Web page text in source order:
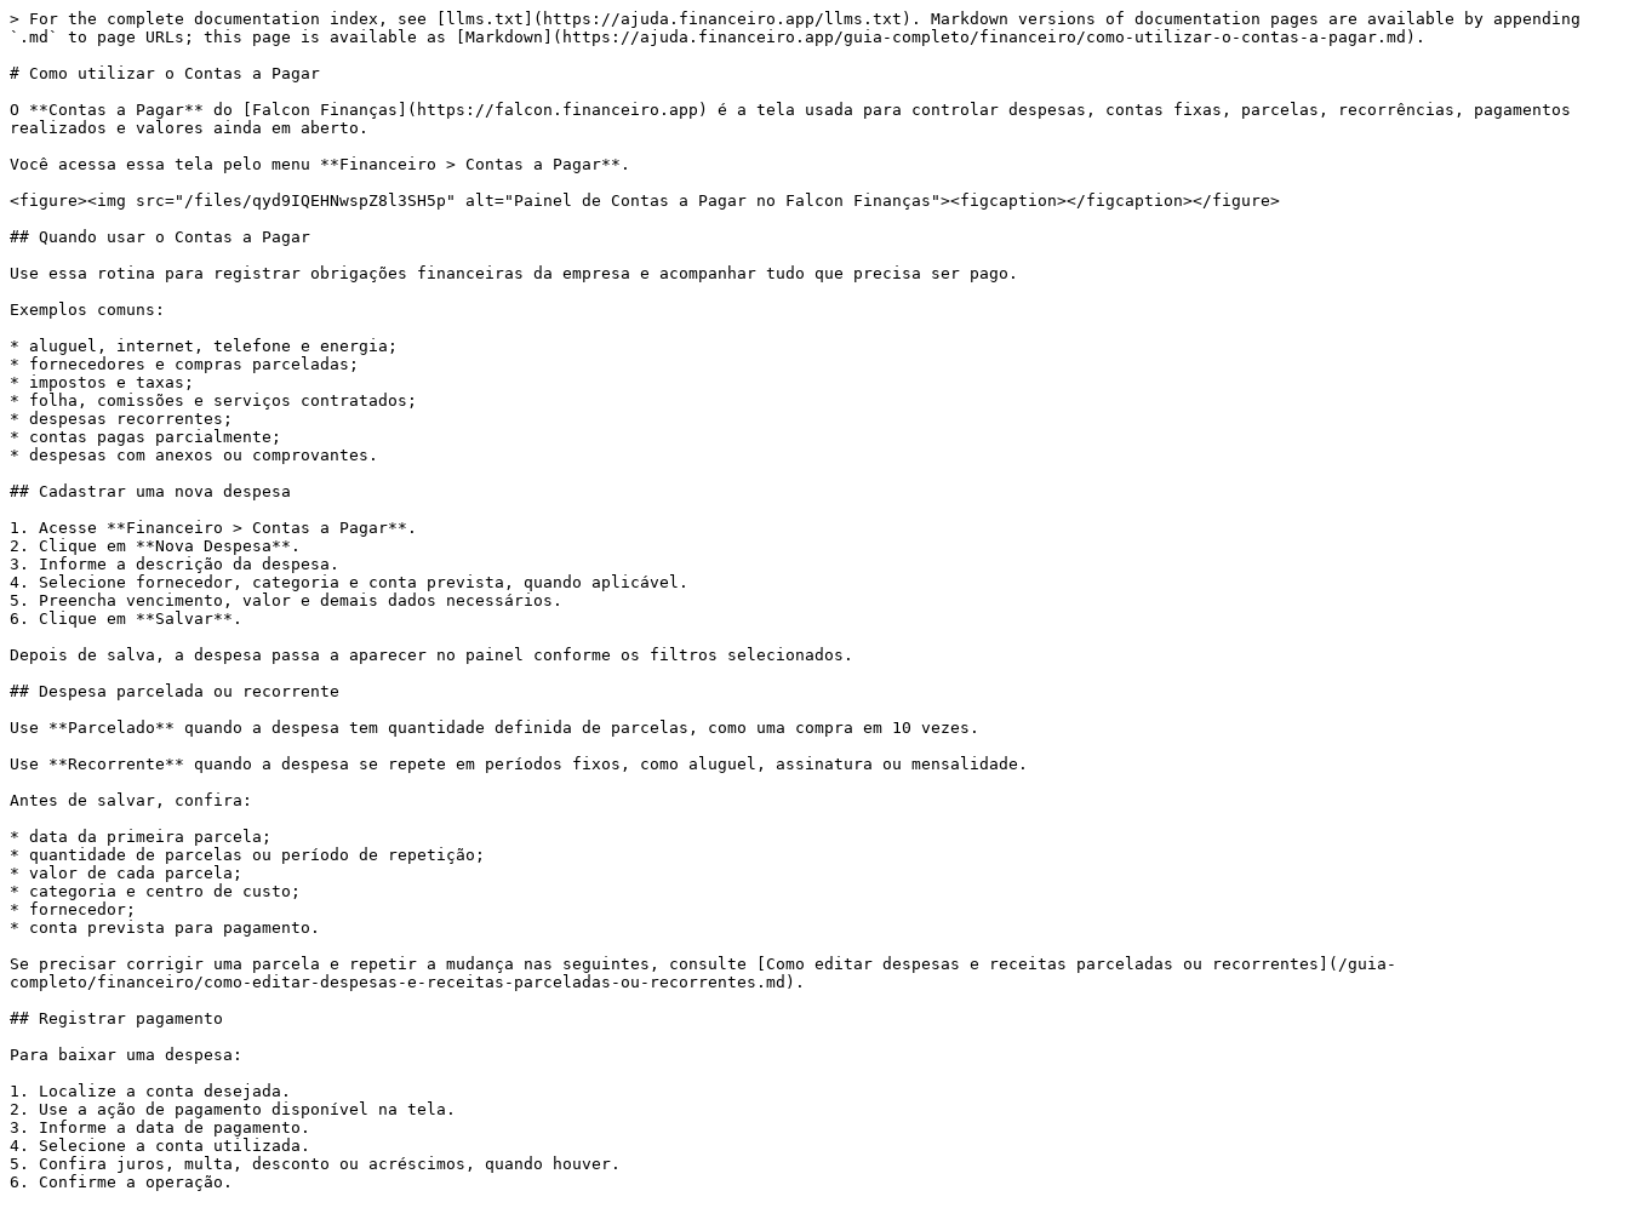
> For the complete documentation index, see [llms.txt](https://ajuda.financeiro.app/llms.txt). Markdown versions of documentation pages are available by appending
`.md` to page URLs; this page is available as [Markdown](https://ajuda.financeiro.app/guia-completo/financeiro/como-utilizar-o-contas-a-pagar.md).
# Como utilizar o Contas a Pagar
O **Contas a Pagar** do [Falcon Finanças](https://falcon.financeiro.app) é a tela usada para controlar despesas, contas fixas, parcelas, recorrências, pagamentos
realizados e valores ainda em aberto.
Você acessa essa tela pelo menu **Financeiro > Contas a Pagar**.
<figure><img src="/files/qyd9IQEHNwspZ8l3SH5p" alt="Painel de Contas a Pagar no Falcon Finanças"><figcaption></figcaption></figure>
## Quando usar o Contas a Pagar
Use essa rotina para registrar obrigações financeiras da empresa e acompanhar tudo que precisa ser pago.
Exemplos comuns:
* aluguel, internet, telefone e energia;
* fornecedores e compras parceladas;
* impostos e taxas;
* folha, comissões e serviços contratados;
* despesas recorrentes;
* contas pagas parcialmente;
* despesas com anexos ou comprovantes.
## Cadastrar uma nova despesa
1. Acesse **Financeiro > Contas a Pagar**.
2. Clique em **Nova Despesa**.
3. Informe a descrição da despesa.
4. Selecione fornecedor, categoria e conta prevista, quando aplicável.
5. Preencha vencimento, valor e demais dados necessários.
6. Clique em **Salvar**.
Depois de salva, a despesa passa a aparecer no painel conforme os filtros selecionados.
## Despesa parcelada ou recorrente
Use **Parcelado** quando a despesa tem quantidade definida de parcelas, como uma compra em 10 vezes.
Use **Recorrente** quando a despesa se repete em períodos fixos, como aluguel, assinatura ou mensalidade.
Antes de salvar, confira:
* data da primeira parcela;
* quantidade de parcelas ou período de repetição;
* valor de cada parcela;
* categoria e centro de custo;
* fornecedor;
* conta prevista para pagamento.
Se precisar corrigir uma parcela e repetir a mudança nas seguintes, consulte [Como editar despesas e receitas parceladas ou recorrentes](/guia-
completo/financeiro/como-editar-despesas-e-receitas-parceladas-ou-recorrentes.md).
## Registrar pagamento
Para baixar uma despesa:
1. Localize a conta desejada.
2. Use a ação de pagamento disponível na tela.
3. Informe a data de pagamento.
4. Selecione a conta utilizada.
5. Confira juros, multa, desconto ou acréscimos, quando houver.
6. Confirme a operação.